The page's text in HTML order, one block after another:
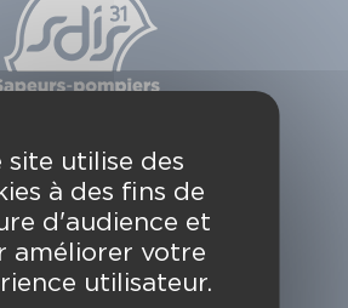
chemin de l'Armurié
C.S. 80123
COLOMIERS CEDEX
Contactez-nous
site utilise des
à des fins de
d'audience et
améliorer votre
utilisateur.